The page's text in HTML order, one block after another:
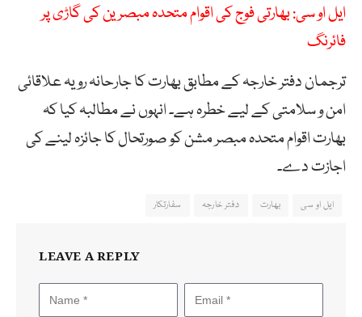
ایل او سی: بھارتی فوج کی اقوام متحدہ مبصرین کی گاڑی پر
فائرنگ
ترجمان دفتر خارجہ کے مطابق بھارت کا جارحانہ رویہ علاقائی
امن و سلامتی کے لیے خطرہ ہے۔ انہوں نے مطالبہ کیا کہ
بھارت اقوام متحدہ مبصر مشن کو صورتحال کا جائزہ لینے کی
اجازت دے۔
ایل او سی بھارت دفتر خارجہ سفارتکار
LEAVE A REPLY